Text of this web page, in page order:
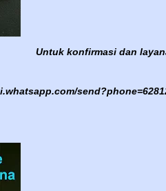
Untuk konfirmasi dan